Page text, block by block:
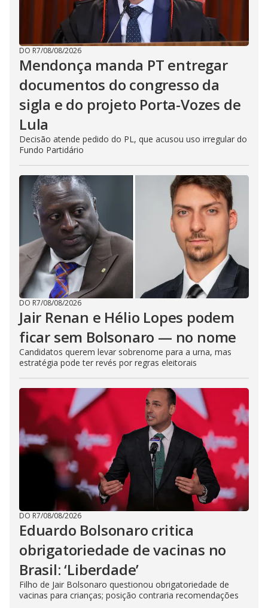
DO R7/08/08/2026
Mendonça manda PT entregar
documentos do congresso da
sigla e do projeto Porta-Vozes de
Lula
Decisão atende pedido do PL, que acusou uso irregular do
Fundo Partidário
DO R7/08/08/2026
Jair Renan e Hélio Lopes podem
ficar sem Bolsonaro — no nome
Candidatos querem levar sobrenome para a urna, mas
estratégia pode ter revés por regras eleitorais
DO R7/08/08/2026
Eduardo Bolsonaro critica
obrigatoriedade de vacinas no
Brasil: ‘Liberdade’
Filho de Jair Bolsonaro questionou obrigatoriedade de
vacinas para crianças; posição contraria recomendações